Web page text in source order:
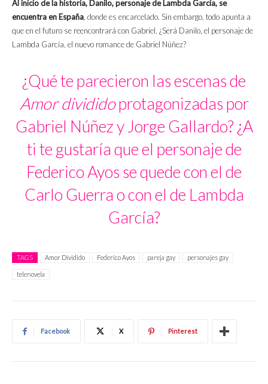
Al inicio de la historia, Danilo, personaje de Lambda García, se
encuentra en España, donde es encarcelado. Sin embargo, todo apunta a
que en el futuro se reencontrará con Gabriel. ¿Será Danilo, el personaje de
Lambda García, el nuevo romance de Gabriel Núñez?
¿Qué te parecieron las escenas de
Amor divididoprotagonizadas por
Gabriel Núñez y Jorge Gallardo? ¿A
ti te gustaría que el personaje de
Federico Ayos se quede con el de
Carlo Guerra o con el de Lambda
García?
TAGS Amor Dividido Federico Ayos pareja gay personajes gay
telenovela
Facebook X Pinterest